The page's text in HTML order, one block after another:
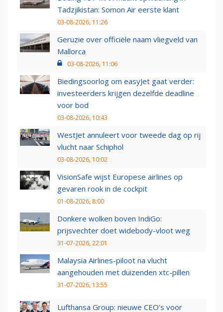
Tadzjikistan: Somon Air eerste klant
03-08-2026, 11:26
Geruzie over officiële naam vliegveld van
Mallorca
03-08-2026, 11:06
Biedingsoorlog om easyJet gaat verder:
investeerders krijgen dezelfde deadline
voor bod
03-08-2026, 10:43
WestJet annuleert voor tweede dag op rij
vlucht naar Schiphol
03-08-2026, 10:02
VisionSafe wijst Europese airlines op
gevaren rook in de cockpit
01-08-2026, 8:00
Donkere wolken boven IndiGo:
prijsvechter doet widebody-vloot weg
31-07-2026, 22:01
Malaysia Airlines-piloot na vlucht
aangehouden met duizenden xtc-pillen
31-07-2026, 13:55
Lufthansa Group: nieuwe CEO’s voor